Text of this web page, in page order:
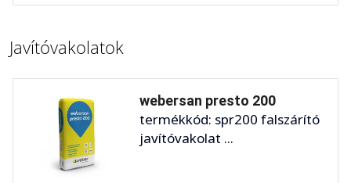
Javítóvakolatok
webersan presto 200
termékkód: spr200 falszárító
javítóvakolat ...